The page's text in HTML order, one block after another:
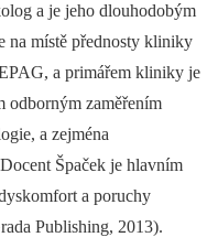
a je jeho dlouhodobým
na místě přednosty kliniky
a primářem kliniky je
zaměřením
a zejména
Špaček je hlavním
a poruchy
Publishing, 2013).